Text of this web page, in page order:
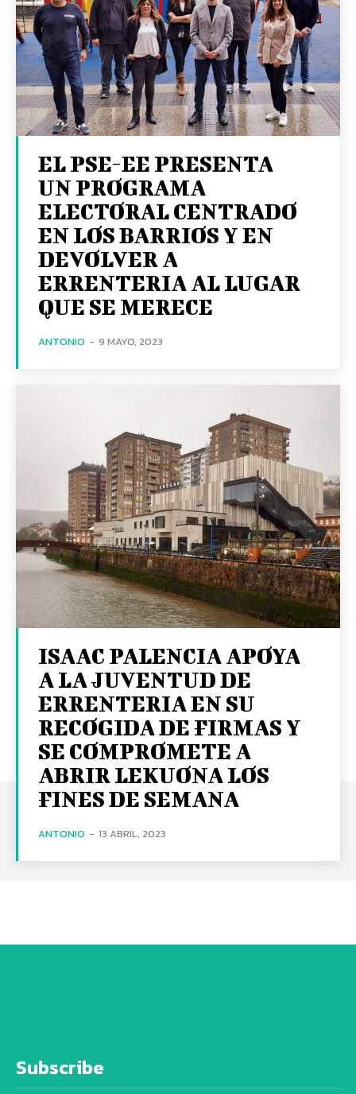
EL PSE-EE PRESENTA
UN PROGRAMA
ELECTORAL CENTRADO
EN LOS BARRIOS Y EN
DEVOLVER A
ERRENTERIA AL LUGAR
QUE SE MERECE
ANTONIO - 9 MAYO, 2023
ISAAC PALENCIA APOYA
A LA JUVENTUD DE
ERRENTERIA EN SU
RECOGIDA DE FIRMAS Y
SE COMPROMETE A
ABRIR LEKUONA LOS
FINES DE SEMANA
ANTONIO - 13 ABRIL, 2023
Subscribe